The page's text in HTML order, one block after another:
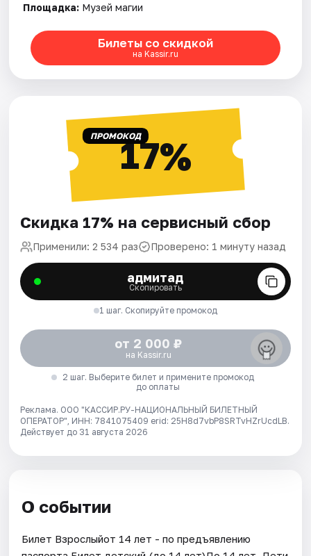
Площадка: Музей магии
Билеты со скидкой
на Kassir.ru
ПРОМОКОД17%
Скидка 17% на сервисный сбор
Применили: 2 534 раз Проверено: 1 минуту назад
адмитад
Скопировать
1 шаг. Скопируйте промокод
от 2 000 ₽
на Kassir.ru
2 шаг. Выберите билет и примените промокод
до оплаты
Реклама. ООО "КАССИР.РУ-НАЦИОНАЛЬНЫЙ БИЛЕТНЫЙ
ОПЕРАТОР", ИНН: 7841075409 erid: 25H8d7vbP8SRTvHZrUcdLB.
Действует до 31 августа 2026
О событии
Билет Взрослыйот 14 лет - по предъявлению